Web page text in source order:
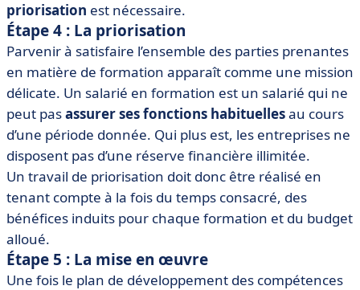
priorisation est nécessaire.
Étape 4 : La priorisation
Parvenir à satisfaire l’ensemble des parties prenantes
en matière de formation apparaît comme une mission
délicate. Un salarié en formation est un salarié qui ne
peut pasassurer ses fonctions habituellesau cours
d’une période donnée. Qui plus est, les entreprises ne
disposent pas d’une réserve financière illimitée.
Un travail de priorisation doit donc être réalisé en
tenant compte à la fois du temps consacré, des
bénéfices induits pour chaque formation et du budget
alloué.
Étape 5 : La mise en œuvre
Une fois le plan de développement des compétences